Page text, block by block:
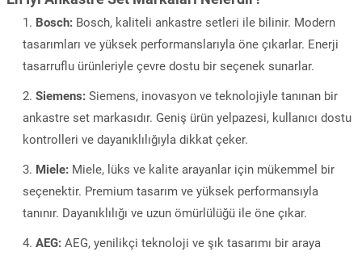
Bosch: Bosch, kaliteli ankastre setleri ile bilinir. Modern
tasarımları ve yüksek performanslarıyla öne çıkarlar. Enerji
tasarruflu ürünleriyle çevre dostu bir seçenek sunarlar.
Siemens: Siemens, inovasyon ve teknolojiyle tanınan bir
ankastre set markasıdır. Geniş ürün yelpazesi, kullanıcı dostu
kontrolleri ve dayanıklılığıyla dikkat çeker.
Miele: Miele, lüks ve kalite arayanlar için mükemmel bir
seçenektir. Premium tasarım ve yüksek performansıyla
tanınır. Dayanıklılığı ve uzun ömürlülüğü ile öne çıkar.
AEG: AEG, yenilikçi teknoloji ve şık tasarımı bir araya